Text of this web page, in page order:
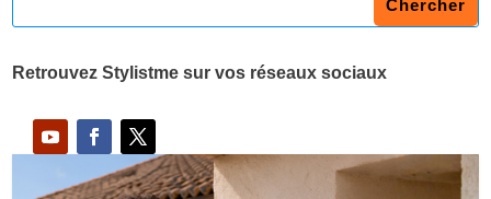
Retrouvez Stylistme sur vos réseaux sociaux